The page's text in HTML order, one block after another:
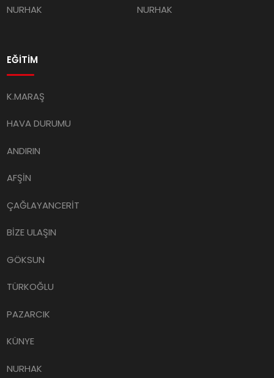
NURHAK NURHAK
EĞİTİM
K.MARAŞ
HAVA DURUMU
ANDIRIN
AFŞİN
ÇAĞLAYANCERİT
BİZE ULAŞIN
GÖKSUN
TÜRKOĞLU
PAZARCIK
KÜNYE
NURHAK